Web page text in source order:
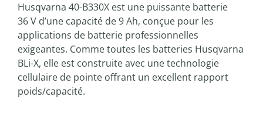
Husqvarna 40-B330X est une puissante batterie
36 V d’une capacité de 9 Ah, conçue pour les
applications de batterie professionnelles
exigeantes. Comme toutes les batteries Husqvarna
BLi-X, elle est construite avec une technologie
cellulaire de pointe offrant un excellent rapport
poids/capacité.